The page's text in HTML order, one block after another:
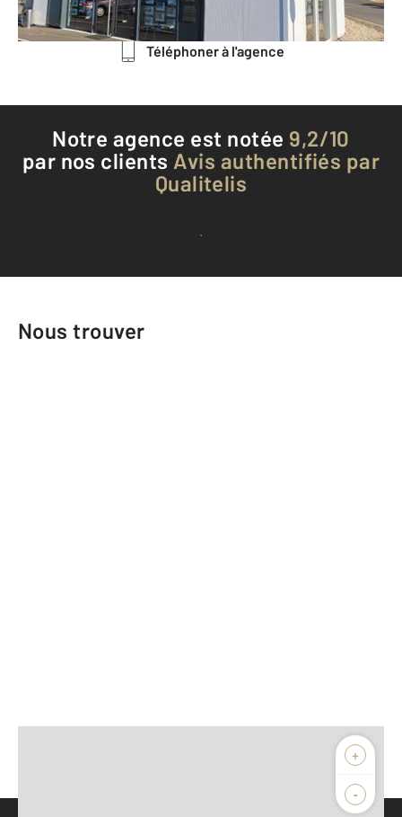
Téléphoner à l'agence
Notre agence est notée 9,2/10
par nos clients Avis authentifiés par
Qualitelis
Voir tous les avis clients
Nous trouver
+
-